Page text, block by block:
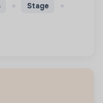
Stage